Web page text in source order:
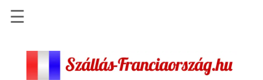
Szállások
☰